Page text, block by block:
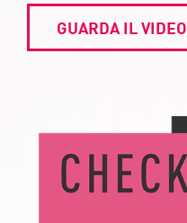
GUARDA IL VIDEO